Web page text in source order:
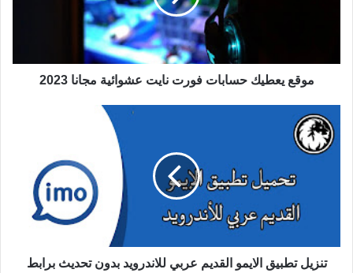
موقع يعطيك حسابات فورت نايت عشوائية مجانا 2023
تنزيل تطبيق الايمو القديم عربي للاندرويد بدون تحديث برابط